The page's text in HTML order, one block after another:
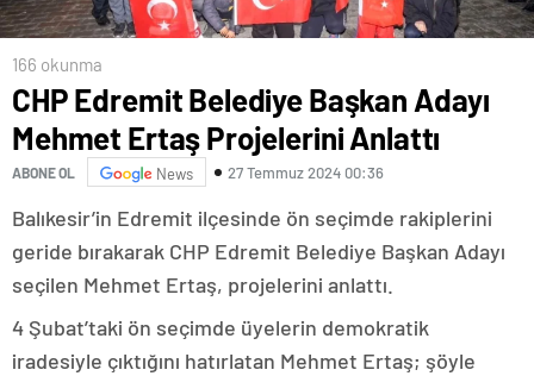
166 okunma
CHP Edremit Belediye Başkan Adayı
Mehmet Ertaş Projelerini Anlattı
ABONE OL News 27 Temmuz 2024 00:36
Balıkesir’in Edremit ilçesinde ön seçimde rakiplerini
geride bırakarak CHP Edremit Belediye Başkan Adayı
seçilen Mehmet Ertaş, projelerini anlattı.
4 Şubat’taki ön seçimde üyelerin demokratik
iradesiyle çıktığını hatırlatan Mehmet Ertaş; şöyle